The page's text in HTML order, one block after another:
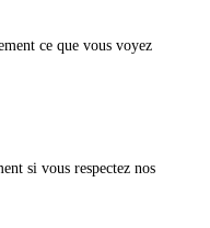
ce que vous voyez
si vous respectez nos